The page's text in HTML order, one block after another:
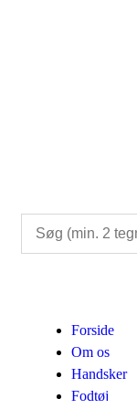
Forside
Om os
Handsker
Fodtøj